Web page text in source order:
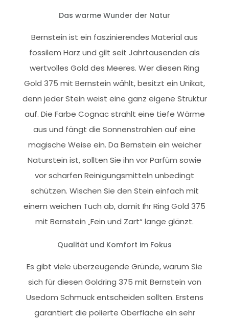
Das warme Wunder der Natur
Bernstein ist ein faszinierendes Material aus
fossilem Harz und gilt seit Jahrtausenden als
wertvolles Gold des Meeres. Wer diesen Ring
Gold 375 mit Bernstein wählt, besitzt ein Unikat,
denn jeder Stein weist eine ganz eigene Struktur
auf. Die Farbe Cognac strahlt eine tiefe Wärme
aus und fängt die Sonnenstrahlen auf eine
magische Weise ein. Da Bernstein ein weicher
Naturstein ist, sollten Sie ihn vor Parfüm sowie
vor scharfen Reinigungsmitteln unbedingt
schützen. Wischen Sie den Stein einfach mit
einem weichen Tuch ab, damit Ihr Ring Gold 375
mit Bernstein „Fein und Zart“ lange glänzt.
Qualität und Komfort im Fokus
Es gibt viele überzeugende Gründe, warum Sie
sich für diesen Goldring 375 mit Bernstein von
Usedom Schmuck entscheiden sollten. Erstens
garantiert die polierte Oberfläche ein sehr